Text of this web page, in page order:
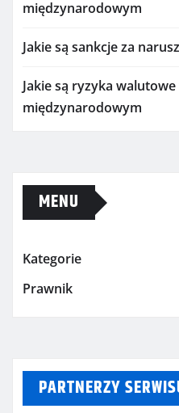
międzynarodowym
Jakie są sankcje za
Jakie są ryzyka
międzynarodowym
MENU
Kategorie
Prawnik
PARTNERZY